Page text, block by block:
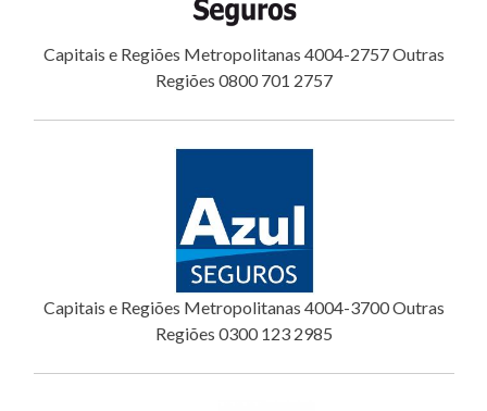
Capitais e Regiões Metropolitanas 4004-2757 Outras
Regiões 0800 701 2757
Capitais e Regiões Metropolitanas 4004-3700 Outras
Regiões 0300 123 2985